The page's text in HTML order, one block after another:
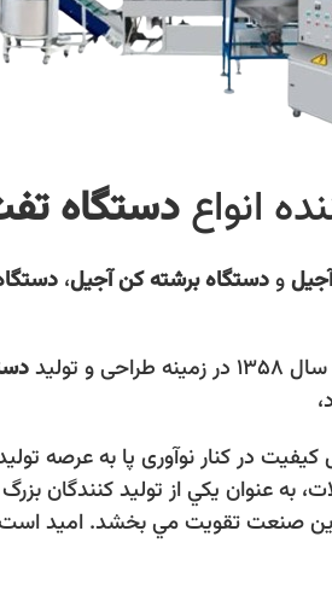
انواعدستگاه
ودستگاه برشته‌ کن آجیل،
تولید
كيفيت در كنار نوآوری پا به
به عنوان يكي از توليد كنندگان
اين صنعت تقويت مي بخشد. اميد